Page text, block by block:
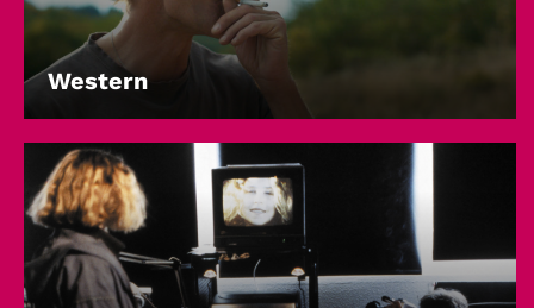
Western